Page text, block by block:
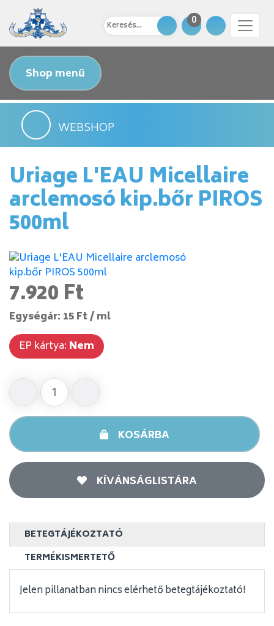
0
Shop menü
WEBSHOP
Uriage L'EAU Micellaire
arclemosó kip.bőr PIROS
500ml
7.920 Ft
Egységár: 15 Ft / ml
EP kártya: Nem
KOSÁRBA
KÍVÁNSÁGLISTÁRA
BETEGTÁJÉKOZTATÓ
TERMÉKISMERTETŐ
Jelen pillanatban nincs elérhető betegtájékoztató!